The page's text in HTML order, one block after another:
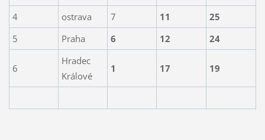
4
ostrava 7 11
25
5
Praha 6 12 24
6
Hradec
Králové
1 17 19